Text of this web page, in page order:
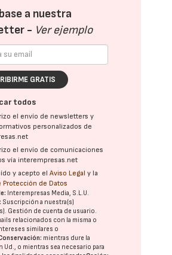
a nuestra
- Ver ejemplo
GRATIS
todos
el envío de newsletters y
personalizados de
el envío de comunicaciones
vía interempresas.net
y acepto elAviso Legal y la
Protección de Datos
Interempresas Media, S.L.U.
Suscripción a nuestra(s)
Gestión de cuenta de usuario.
relacionados con la misma o
similares o
mientras dure la
Ud., o mientras sea necesario para